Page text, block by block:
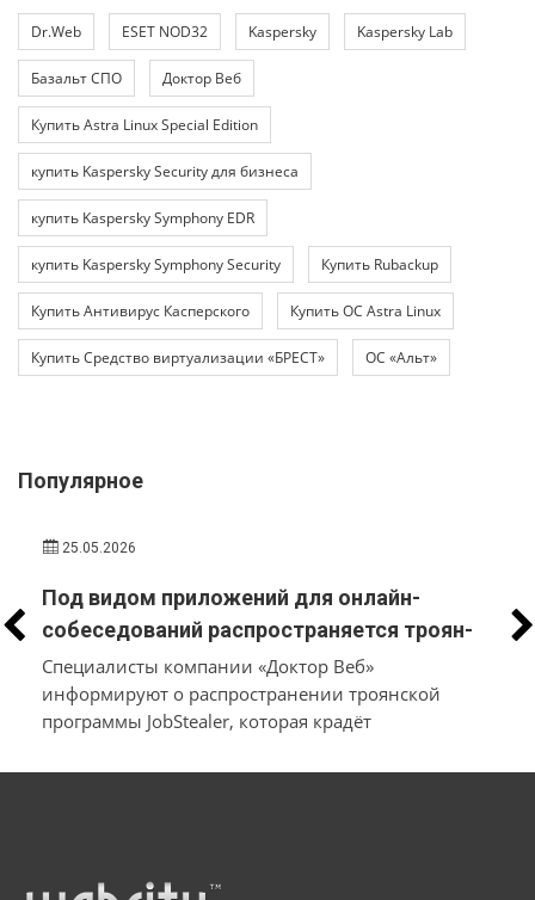
Dr.Web ESET NOD32 Kaspersky Kaspersky Lab
Базальт СПО Доктор Веб
Купить Astra Linux Special Edition
купить Kaspersky Security для бизнеса
купить Kaspersky Symphony EDR
купить Kaspersky Symphony Security Купить Rubackup
Купить Антивирус Касперского Купить ОС Astra Linux
Купить Средство виртуализации «БРЕСТ» ОС «Альт»
Популярное
25.05.2026
Под видом приложений для онлайн-
собеседований распространяется троян-
стилер, который вместо трудоустройства
похищает у пользователей macOS и
Windows их данные и денежные средства
Специалисты компании «Доктор Веб»
информируют о распространении троянской
программы JobStealer, которая крадёт
и Windows. Основной целью вредоносного ПО
онлайн-собеседованиями: они направляют